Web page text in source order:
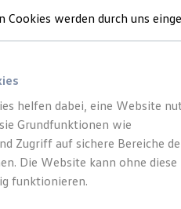
und Gebrauchtwagen
Leasing
Leasing
groß. Der
Cookies werden durch uns
helfen dabei, eine Website
Grundfunktionen wie
Zugriff auf sichere Bereiche
Die Website kann ohne diese
funktionieren.